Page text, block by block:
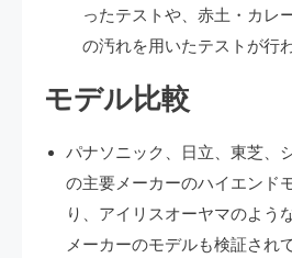
ったテストや、赤土・カレ
の汚れを用いたテストが行
モデル比較
パナソニック、日立、東芝、
の主要メーカーのハイエンド
り、アイリスオーヤマのよう
メーカーのモデルも検証され